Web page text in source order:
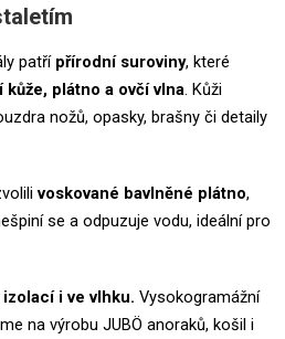
patří přírodní suroviny, které
kůže, plátno a ovčí vlna. Kůži
nožů, opasky, brašny či detaily
voskované bavlněné plátno,
se a odpuzuje vodu, ideální pro
i ve vlhku. Vysokogramážní
na výrobu JUBÖ anoraků, košil i